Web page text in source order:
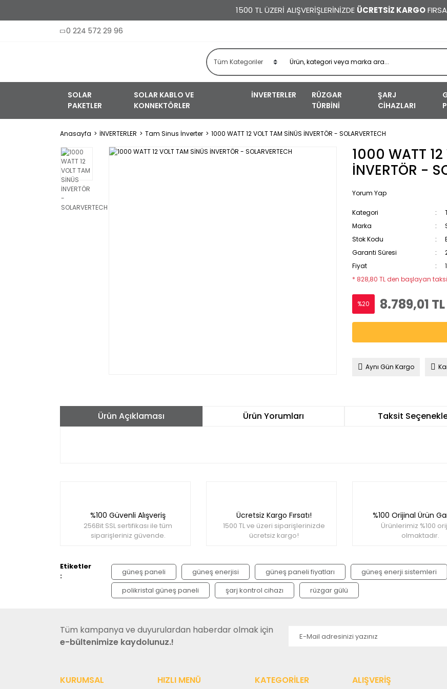
1500 TL ÜZERİ ALIŞVERİŞLERİNİZDE ÜCRETSİZ KARGO
0 224 572 29 96
SOLAR
PAKETLER
SOLAR KABLO VE
KONNEKTÖRLER
İNVERTERLER
RÜZGAR
TÜRBİNİ
ŞARJ
CİHAZLARI
Anasayfa İNVERTERLER Tam Sinus İnverter 1000 WATT 12 VOLT TAM SİNÜS İNVERTÖR - SOLARVERTECH
1000 WATT 12
İNVERTÖR -
Yorum Yap
Kategori
Marka
Stok Kodu
Garanti Süresi
Fiyat
* 828,80 TL den başlayan
%20 8.789,01 TL
Aynı Gün Kargo
Ürün Açıklaması Ürün Yorumları Taksit
Ürün açıklamasında eksik bilgiler bulunuyor.
Ürün bilgilerinde hatalar bulunuyor.
Bu ürüne benzer farklı alternatifler olmalı.
%100 Güvenli Alışveriş
256Bit SSL sertifikası ile tüm
siparişleriniz güvende.
Ücretsiz Kargo Fırsatı!
1500 TL ve üzeri siparişlerinizde
ücretsiz kargo!
%100 Orijinal Ürün
Ürünlerimiz %100
olmaktadır.
Etiketler
:
güneş paneli güneş enerjisi güneş paneli fiyatları güneş enerji sistemleri
polikristal güneş paneli
şarj kontrol cihazı rüzgar gülü
Tüm kampanya ve duyurulardan haberdar olmak için
e-bültenimize kaydolunuz.!
KURUMSAL HIZLI MENÜ KATEGORİLER ALIŞVERİŞ